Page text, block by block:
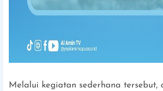
Melalui kegiatan sederhana tersebut,